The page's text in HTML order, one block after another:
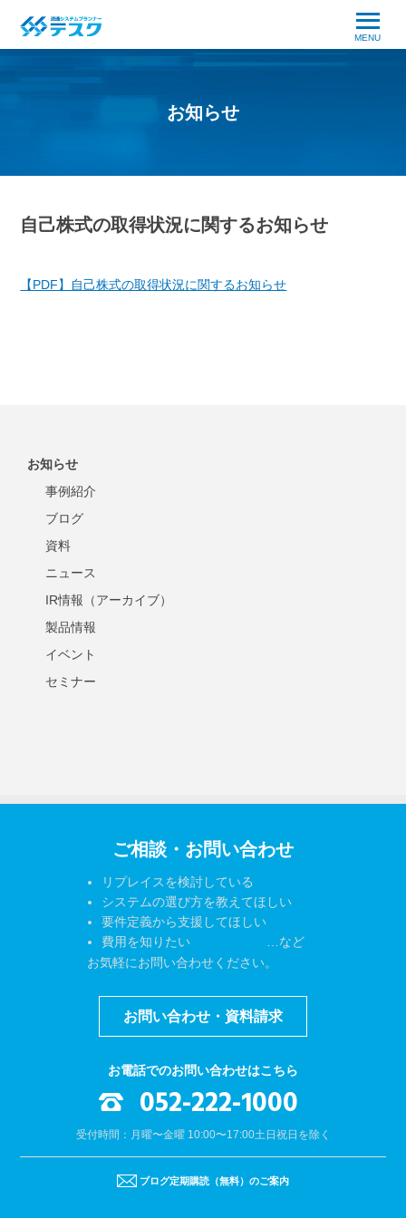
MENU
お知らせ
自己株式の取得状況に関するお知らせ
【PDF】自己株式の取得状況に関するお知らせ
お知らせ
事例紹介
ブログ
資料
ニュース
IR情報（アーカイブ）
製品情報
イベント
セミナー
ご相談・お問い合わせ
リプレイスを検討している
システムの選び方を教えてほしい
要件定義から支援してほしい
費用を知りたい …など
お気軽にお問い合わせください。
お問い合わせ・資料請求
お電話でのお問い合わせはこちら
052-222-1000
受付時間：月曜〜金曜 10:00〜17:00土日祝日を除く
ブログ定期購読（無料）のご案内